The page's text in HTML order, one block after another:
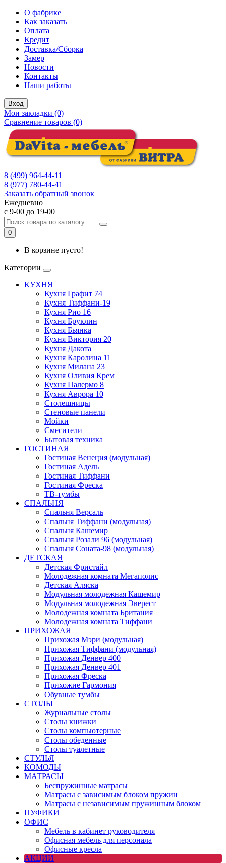
О фабрике
Как заказать
Оплата
Кредит
Доставка/Сборка
Замер
Новости
Контакты
Наши работы
Вход
Мои закладки (0)
Сравнение товаров (0)
8 (499) 964-44-11
8 (977) 780-44-41
Заказать обратный звонок
Ежедневно
с 9-00 до 19-00
0
В корзине пусто!
Категории
КУХНЯ
Кухня Графит 74
Кухня Тиффани-19
Кухня Рио 16
Кухня Бруклин
Кухня Бьянка
Кухня Виктория 20
Кухня Дакота
Кухня Каролина 11
Кухня Милана 23
Кухня Оливия Крем
Кухня Палермо 8
Кухня Аврора 10
Столешницы
Стеновые панели
Мойки
Смесители
Бытовая техника
ГОСТИНАЯ
Гостиная Венеция (модульная)
Гостиная Адель
Гостиная Тиффани
Гостиная Фреска
ТВ-тумбы
СПАЛЬНЯ
Спальня Версаль
Спальня Тиффани (модульная)
Спальня Кашемир
Спальня Розали 96 (модульная)
Спальня Соната-98 (модульная)
ДЕТСКАЯ
Детская Фристайл
Молодежная комната Мегаполис
Детская Аляска
Модульная молодежная Кашемир
Модульная молодежная Эверест
Молодежная комната Британия
Молодежная комната Тиффани
ПРИХОЖАЯ
Прихожая Мэри (модульная)
Прихожая Тиффани (модульная)
Прихожая Денвер 400
Прихожая Денвер 401
Прихожая Фреска
Прихожие Гармония
Обувные тумбы
СТОЛЫ
Журнальные столы
Столы книжки
Столы компьютерные
Столы обеденные
Столы туалетные
СТУЛЬЯ
КОМОДЫ
МАТРАСЫ
Беспружинные матрасы
Матрасы с зависимым блоком пружин
Матрасы с независимым пружинным блоком
ПУФИКИ
ОФИС
Мебель в кабинет руководителя
Офисная мебель для персонала
Офисные кресла
АКЦИИ